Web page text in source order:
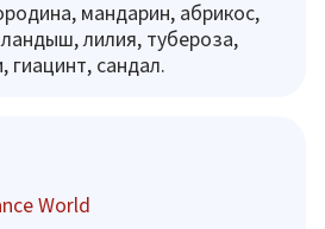
мандарин, абрикос,
лилия, тубероза,
гиацинт, сандал.
World